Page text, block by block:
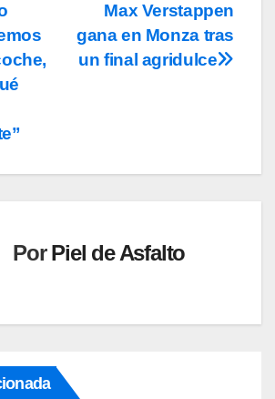
Max Verstappen
gana en Monza tras
un final agridulce
PorPiel de Asfalto